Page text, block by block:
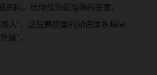
资料，给你找到最准确的答案。
加入”，这些高质量的知识体系瞬间
脑”。